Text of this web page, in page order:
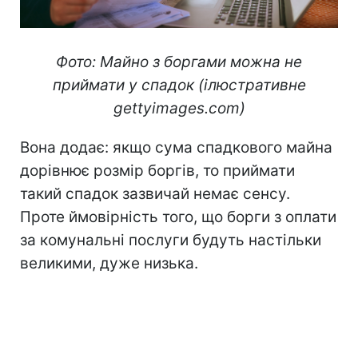
Фото: Майно з боргами можна не
приймати у спадок (ілюстративне
gettyimages.com)
Вона додає: якщо сума спадкового майна
дорівнює розмір боргів, то приймати
такий спадок зазвичай немає сенсу.
Проте ймовірність того, що борги з оплати
за комунальні послуги будуть настільки
великими, дуже низька.